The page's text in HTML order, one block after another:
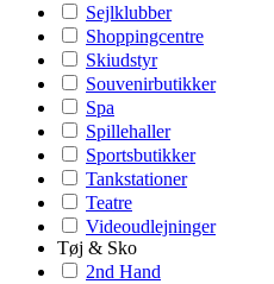
Sejlklubber
Shoppingcentre
Skiudstyr
Souvenirbutikker
Spa
Spillehaller
Sportsbutikker
Tankstationer
Teatre
Videoudlejninger
Tøj & Sko
2nd Hand